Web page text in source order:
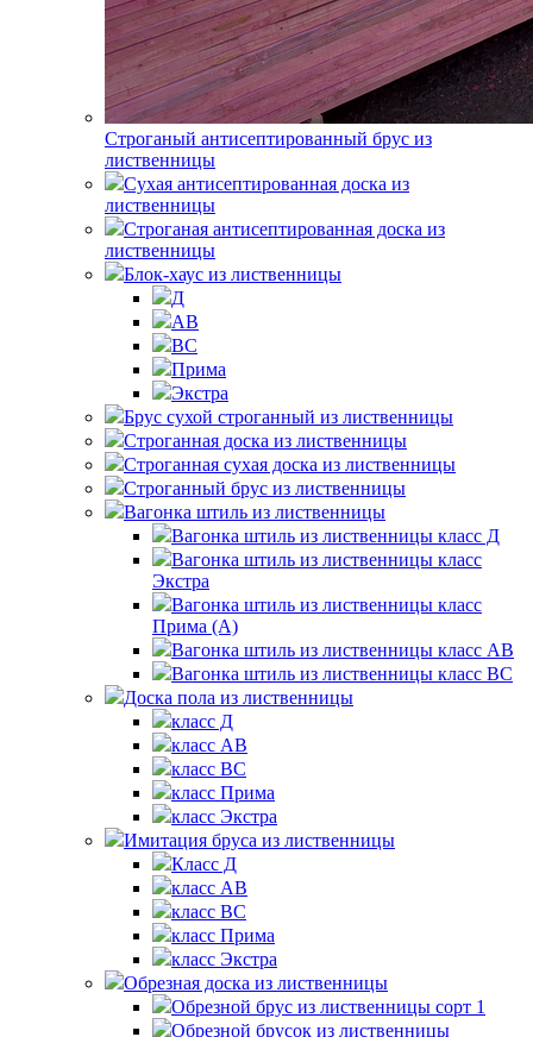
Строганый антисептированный брус из
лиственницы
Сухая антисептированная доска из
лиственницы
Строганая антисептированная доска из
лиственницы
Блок-хаус из лиственницы
Д
АВ
ВС
Прима
Экстра
Брус сухой строганный из лиственницы
Строганная доска из лиственницы
Строганная сухая доска из лиственницы
Строганный брус из лиственницы
Вагонка штиль из лиственницы
Вагонка штиль из лиственницы класс Д
Вагонка штиль из лиственницы класс
Экстра
Вагонка штиль из лиственницы класс
Прима (А)
Вагонка штиль из лиственницы класс АВ
Вагонка штиль из лиственницы класс BС
Доска пола из лиственницы
класс Д
класс AB
класс ВС
класс Прима
класс Экстра
Имитация бруса из лиственницы
Класс Д
класс AB
класс BC
класс Прима
класс Экстра
Обрезная доска из лиственницы
Обрезной брус из лиственницы сорт 1
Обрезной брусок из лиственницы